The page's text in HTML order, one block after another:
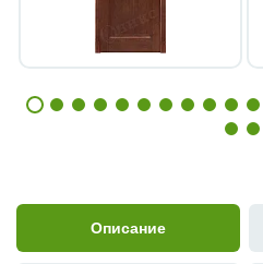
Описание